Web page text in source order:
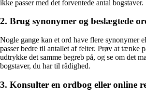
ikke passer med det forventede antal bogstaver.
2. Brug synonymer og beslægtede
Nogle gange kan et ord have flere synonymer
passer bedre til antallet af felter. Prøv at tænke
udtrykke det samme begreb på, og se om det
bogstaver, du har til rådighed.
3. Konsulter en ordbog eller online